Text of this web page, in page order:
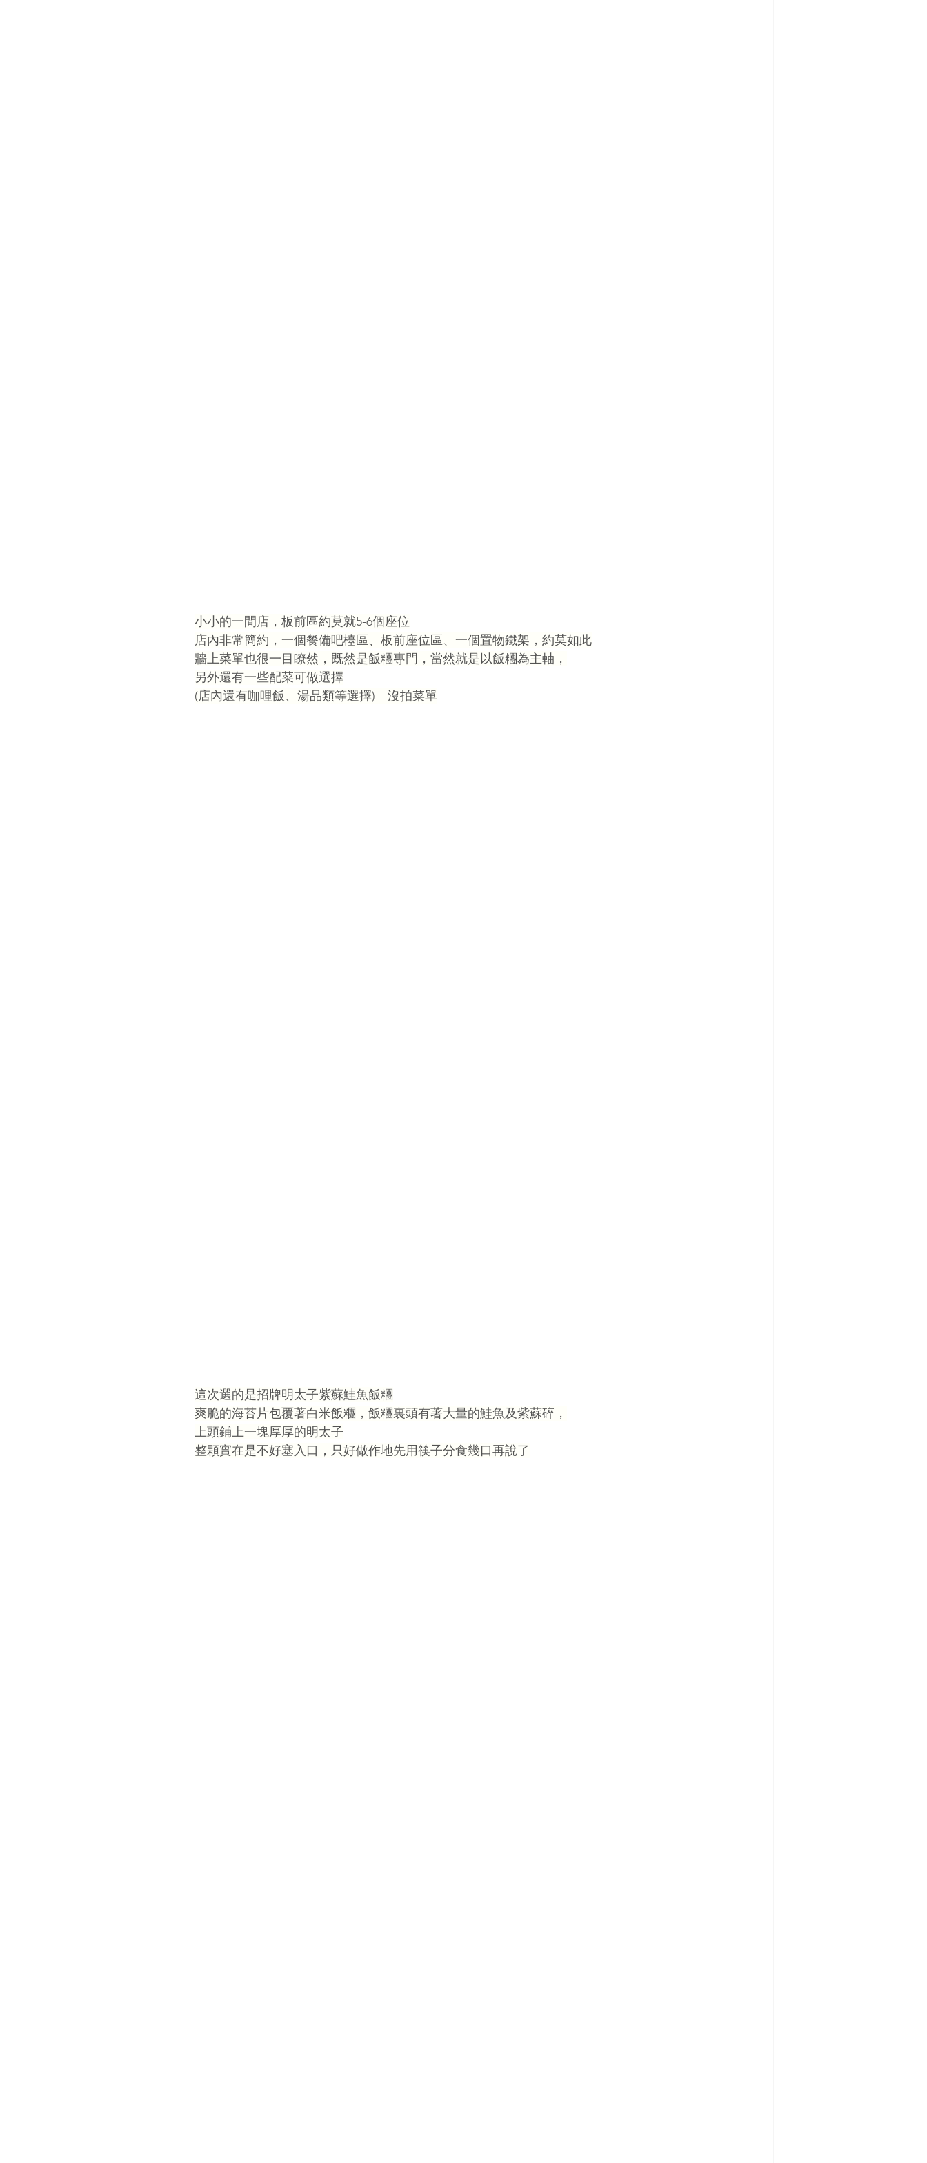
小小的一間店，板前區約莫就5-6個座位
店內非常簡約，一個餐備吧檯區、板前座位區、一個置物鐵架，約莫如此
牆上菜單也很一目瞭然，既然是飯糰專門，當然就是以飯糰為主軸，
另外還有一些配菜可做選擇
(店內還有咖哩飯、湯品類等選擇)---沒拍菜單
這次選的是招牌明太子紫蘇鮭魚飯糰
爽脆的海苔片包覆著白米飯糰，飯糰裏頭有著大量的鮭魚及紫蘇碎，
上頭鋪上一塊厚厚的明太子
整顆實在是不好塞入口，只好做作地先用筷子分食幾口再說了